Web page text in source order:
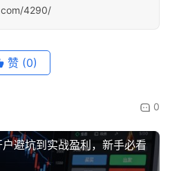
4290/
赞 (0)
0
避坑到实战盈利，新手必看